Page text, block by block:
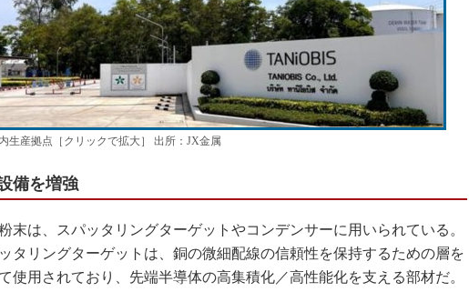
知財マネジメント
海外生産
グローバル設計・開発
制御セキュリティ
新型コロナへの対応
生産拠点［クリックで拡大］ 出所：JX金属
備を増強
末は、スパッタリングターゲットやコンデンサーに用いられている。
タリングターゲットは、銅の微細配線の信頼性を保持するための層を
使用されており、先端半導体の高集積化／高性能化を支える部材だ。